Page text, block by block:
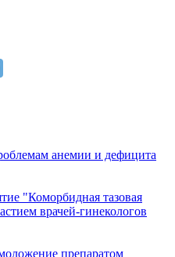
анемии и дефицита
"Коморбидная тазовая
врачей-гинекологов
препаратом